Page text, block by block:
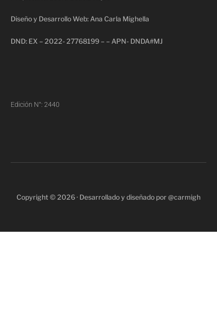
Diseño y Desarrollo Web: Ana Carla Mighella
DND: EX – 2022- 27768199 – – APN- DNDA#MJ
Edición N°: 2440
Copyright © 2026 · Desarrollado y diseñado por @carmigh